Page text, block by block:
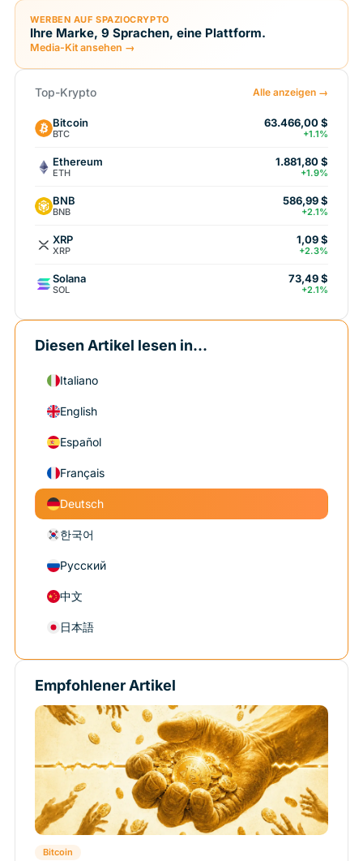
WERBEN AUF SPAZIOCRYPTO
Ihre Marke, 9 Sprachen, eine Plattform.
Media-Kit ansehen →
Top-Krypto Alle anzeigen →
Bitcoin
BTC
63.466,00 $
+1.1%
Ethereum
ETH
1.881,80 $
+1.9%
BNB
BNB
586,99 $
+2.1%
XRP
XRP
1,09 $
+2.3%
Solana
SOL
73,49 $
+2.1%
Diesen Artikel lesen in...
Italiano
English
Español
Français
Deutsch
한국어
Русский
中文
日本語
Empfohlener Artikel
Bitcoin